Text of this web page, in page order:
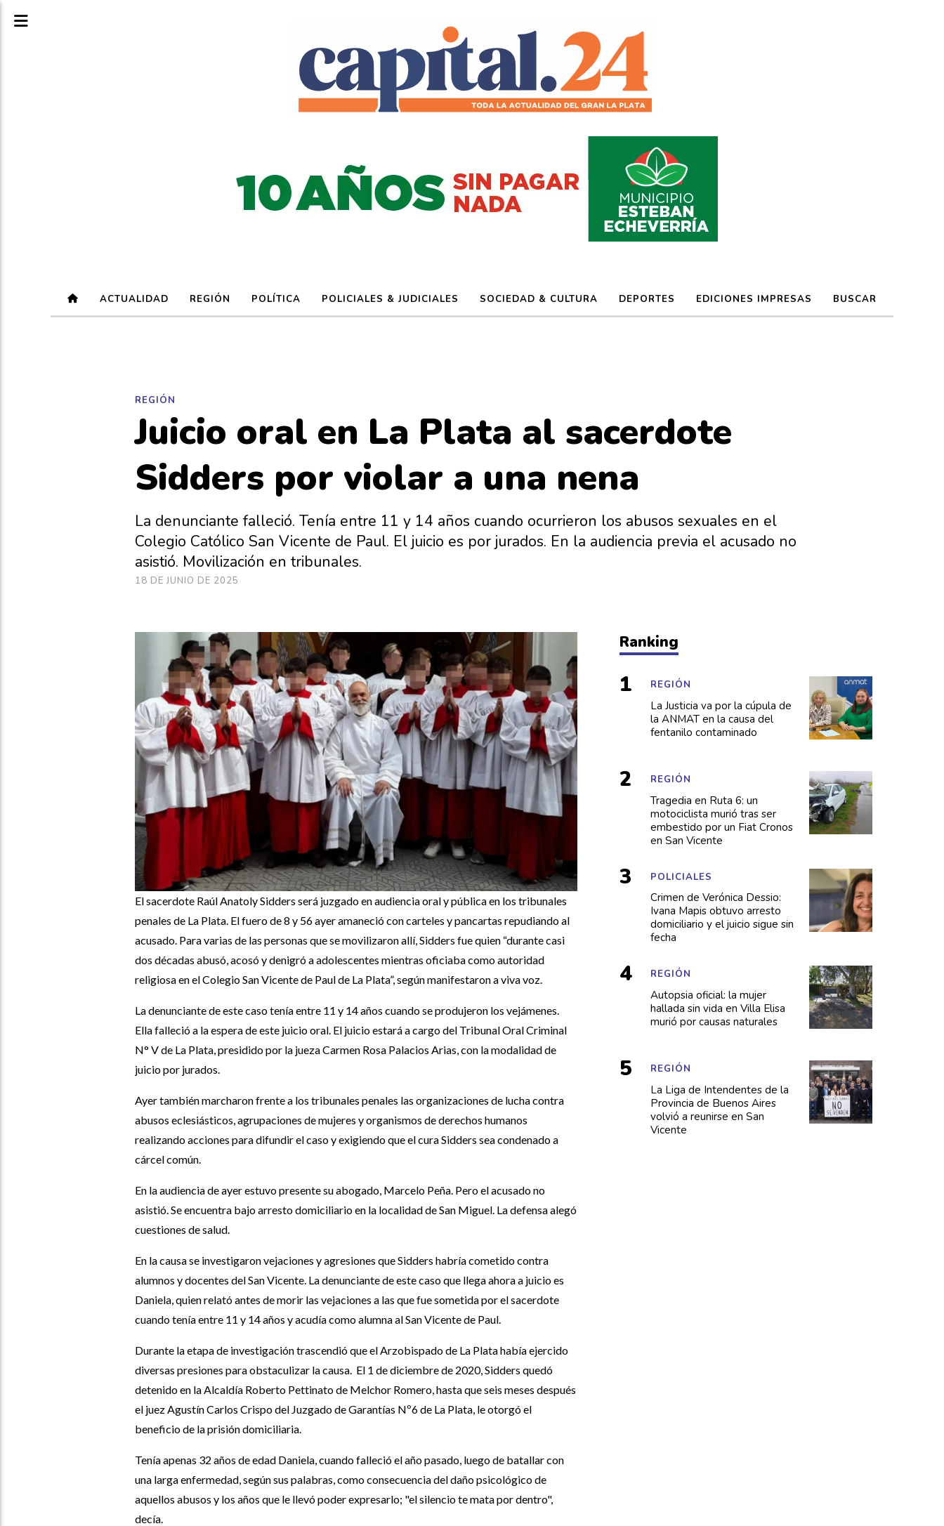
ACTUALIDAD REGIÓN POLÍTICA POLICIALES & JUDICIALES SOCIEDAD & CULTURA DEPORTES EDICIONES IMPRESAS BUSCAR
Juicio oral en La Plata al sacerdote
Sidders por violar a una nena
La denunciante falleció. Tenía entre 11 y 14 años cuando ocurrieron los abusos sexuales en el
Colegio Católico San Vicente de Paul. El juicio es por jurados. En la audiencia previa el acusado no
asistió. Movilización en tribunales.
REGIÓN
18 DE JUNIO DE 2025
El sacerdote Raúl Anatoly Sidders será juzgado en audiencia oral y pública en los tribunales
penales de La Plata. El fuero de 8 y 56 ayer amaneció con carteles y pancartas repudiando al
acusado. Para varias de las personas que se movilizaron allí, Sidders fue quien “durante casi
dos décadas abusó, acosó y denigró a adolescentes mientras oficiaba como autoridad
religiosa en el Colegio San Vicente de Paul de La Plata”, según manifestaron a viva voz.
La denunciante de este caso tenía entre 11 y 14 años cuando se produjeron los vejámenes.
Ella falleció a la espera de este juicio oral. El juicio estará a cargo del Tribunal Oral Criminal
N° V de La Plata, presidido por la jueza Carmen Rosa Palacios Arias, con la modalidad de
juicio por jurados.
Ayer también marcharon frente a los tribunales penales las organizaciones de lucha contra
abusos eclesiásticos, agrupaciones de mujeres y organismos de derechos humanos
realizando acciones para difundir el caso y exigiendo que el cura Sidders sea condenado a
cárcel común.
En la audiencia de ayer estuvo presente su abogado, Marcelo Peña. Pero el acusado no
asistió. Se encuentra bajo arresto domiciliario en la localidad de San Miguel. La defensa alegó
cuestiones de salud.
En la causa se investigaron vejaciones y agresiones que Sidders habría cometido contra
alumnos y docentes del San Vicente. La denunciante de este caso que llega ahora a juicio es
Daniela, quien relató antes de morir las vejaciones a las que fue sometida por el sacerdote
cuando tenía entre 11 y 14 años y acudía como alumna al San Vicente de Paul.
Durante la etapa de investigación trascendió que el Arzobispado de La Plata había ejercido
diversas presiones para obstaculizar la causa. El 1 de diciembre de 2020, Sidders quedó
detenido en la Alcaldía Roberto Pettinato de Melchor Romero, hasta que seis meses después
el juez Agustín Carlos Crispo del Juzgado de Garantías Nº6 de La Plata, le otorgó el
beneficio de la prisión domiciliaria.
Tenía apenas 32 años de edad Daniela, cuando falleció el año pasado, luego de batallar con
una larga enfermedad, según sus palabras, como consecuencia del daño psicológico de
aquellos abusos y los años que le llevó poder expresarlo; "el silencio te mata por dentro",
decía.
Ranking
La Justicia va por la cúpula de
la ANMAT en la causa del
fentanilo contaminado
REGIÓN
Tragedia en Ruta 6: un
motociclista murió tras ser
embestido por un Fiat Cronos
en San Vicente
REGIÓN
Crimen de Verónica Dessio:
Ivana Mapis obtuvo arresto
domiciliario y el juicio sigue sin
fecha
POLICIALES
Autopsia oficial: la mujer
hallada sin vida en Villa Elisa
murió por causas naturales
REGIÓN
La Liga de Intendentes de la
Provincia de Buenos Aires
volvió a reunirse en San
Vicente
REGIÓN